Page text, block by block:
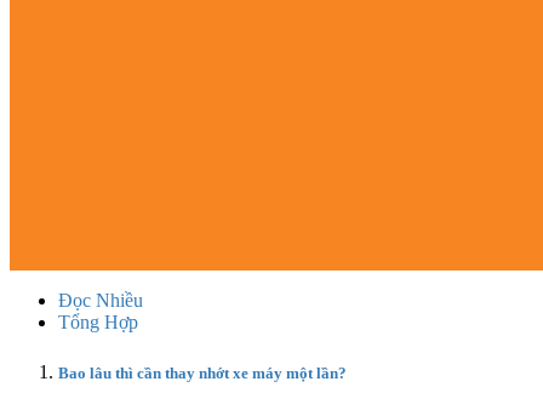
Đọc Nhiều
Tổng Hợp
Bao lâu thì cần thay nhớt xe máy một lần?